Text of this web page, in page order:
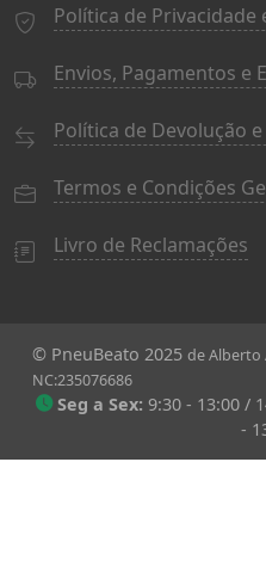
Política de Privacidade
Envios, Pagamentos e
Política de Devolução
Termos e Condições
Livro de Reclamações
© PneuBeato 2025 de Alberto
NC:235076686
Seg a Sex: 9:30 - 13:00 /
-